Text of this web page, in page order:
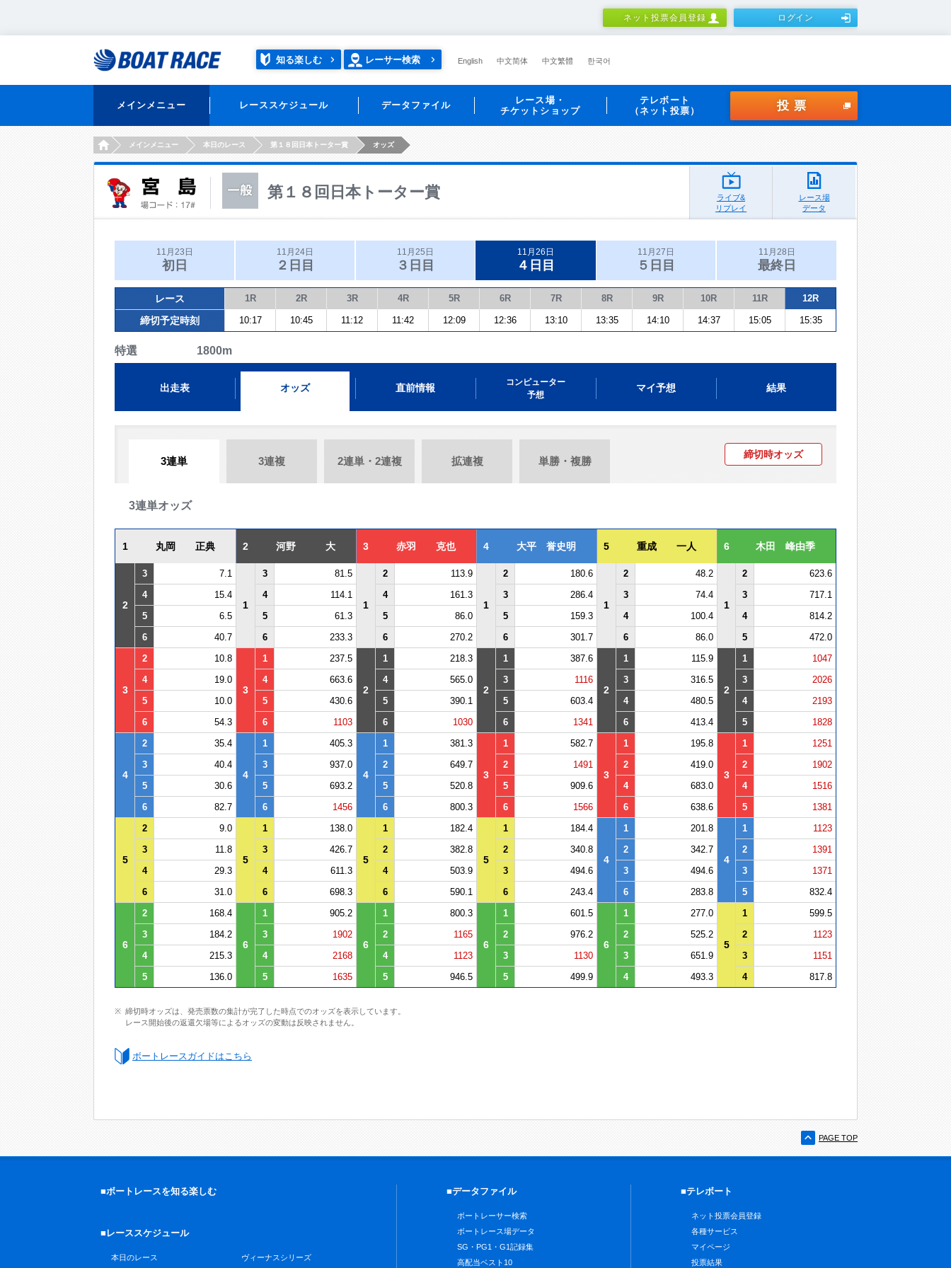
ネット投票会員登録 ログイン
知る楽しむ レーサー検索 English 中文简体 中文繁體 한국어
メインメニュー レーススケジュール データファイル
レース場・
チケットショップ
テレボート
（ネット投票）
投票
HOMEメインメニュー 本日のレース 第１８回日本トーター賞 オッズ
第１８回日本トーター賞
ライブ&
リプレイ
レース場
データ
11月23日
初日
11月24日
２日目
11月25日
３日目
11月26日
４日目
11月27日
５日目
11月28日
最終日
レース 1R 2R 3R 4R 5R 6R 7R 8R 9R 10R 11R 12R
締切予定時刻 10:17 10:45 11:12 11:42 12:09 12:36 13:10 13:35 14:10 14:37 15:05 15:35
特選 1800m
出走表 オッズ 直前情報
コンピューター
予想
マイ予想 結果
3連単 3連複 2連単・2連複 拡連複 単勝・複勝
締切時オッズ
3連単オッズ
1 丸岡 正典 2 河野 大 3 赤羽 克也 4 大平 誉史明 5 重成 一人 6 木田 峰由季
2
3 7.1
1
3 81.5
1
2 113.9
1
2 180.6
1
2 48.2
1
2
623.6
4
15.4 4 114.1 4 161.3 3 286.4 3 74.4 3
717.1
5
6.5 5 61.3 5 86.0 5 159.3 4 100.4 4
814.2
6
40.7 6 233.3 6 270.2 6 301.7 6 86.0 5 472.0
3
2 10.8
3
1 237.5
2
1 218.3
2
1 387.6
2
1 115.9
2
1
1047
4
19.0 4 663.6 4 565.0 3 1116 3 316.5 3
2026
5
10.0 5 430.6 5 390.1 5 603.4 4 480.5 4
2193
6
54.3 6 1103 6 1030 6 1341 6 413.4 5 1828
4
2 35.4
4
1 405.3
4
1 381.3
3
1 582.7
3
1 195.8
3
1
1251
3
40.4 3 937.0 2 649.7 2 1491 2 419.0 2
1902
5
30.6 5 693.2 5 520.8 5 909.6 4 683.0 4
1516
6
82.7 6 1456 6 800.3 6 1566 6 638.6 5 1381
5
2 9.0
5
1 138.0
5
1 182.4
5
1 184.4
4
1 201.8
4
1
1123
3
11.8 3 426.7 2 382.8 2 340.8 2 342.7 2
1391
4
29.3 4 611.3 4 503.9 3 494.6 3 494.6 3
1371
6
31.0 6 698.3 6 590.1 6 243.4 6 283.8 5 832.4
6
2 168.4
6
1 905.2
6
1 800.3
6
1 601.5
6
1 277.0
5
1
599.5
3
184.2 3 1902 2 1165 2 976.2 2 525.2 2
1123
4
215.3 4 2168 4 1123 3 1130 3 651.9 3
1151
5
136.0 5 1635 5 946.5 5 499.9 4 493.3 4 817.8
締切時オッズは、発売票数の集計が完了した時点でのオッズを表示しています。
レース開始後の返還欠場等によるオッズの変動は反映されません。
ボートレースガイドはこちら
PAGE TOP
■ボートレースを知る楽しむ
■レーススケジュール
本日のレース ヴィーナスシリーズ
■データファイル
ボートレーサー検索
ボートレース場データ
SG・PG1・G1記録集
高配当ベスト10
■テレボート
ネット投票会員登録
各種サービス
マイページ
投票結果